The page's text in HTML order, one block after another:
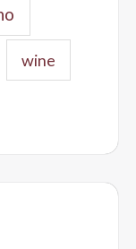
wine